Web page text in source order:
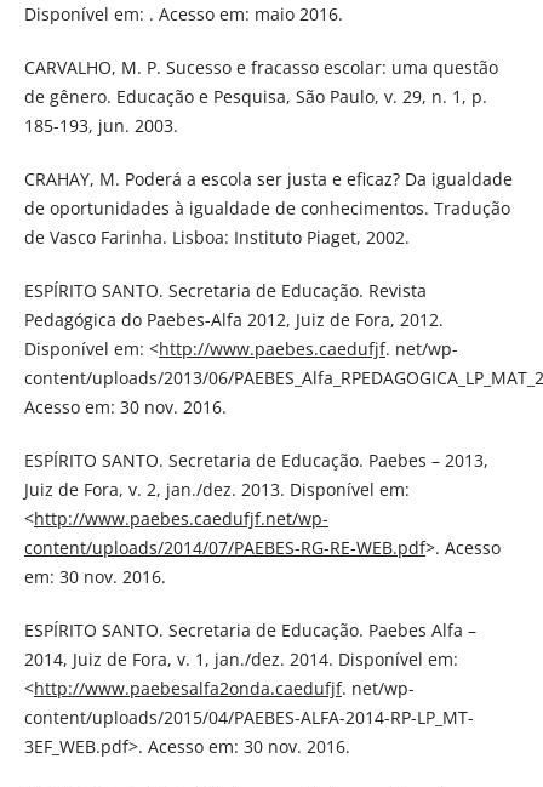
Disponível em: . Acesso em: maio 2016.
CARVALHO, M. P. Sucesso e fracasso escolar: uma questão
de gênero. Educação e Pesquisa, São Paulo, v. 29, n. 1, p.
185-193, jun. 2003.
CRAHAY, M. Poderá a escola ser justa e eficaz? Da igualdade
de oportunidades à igualdade de conhecimentos. Tradução
de Vasco Farinha. Lisboa: Instituto Piaget, 2002.
ESPÍRITO SANTO. Secretaria de Educação. Revista
Pedagógica do Paebes-Alfa 2012, Juiz de Fora, 2012.
Disponível em: <http://www.paebes.caedufjf. net/wp-
content/uploads/2013/06/
Acesso em: 30 nov. 2016.
ESPÍRITO SANTO. Secretaria de Educação. Paebes – 2013,
Juiz de Fora, v. 2, jan./dez. 2013. Disponível em:
<http://www.paebes.caedufjf.net/wp-
content/uploads/2014/07/PAEBES-RG-RE-WEB.pdf>. Acesso
em: 30 nov. 2016.
ESPÍRITO SANTO. Secretaria de Educação. Paebes Alfa –
2014, Juiz de Fora, v. 1, jan./dez. 2014. Disponível em:
<http://www.paebesalfa2onda.caedufjf. net/wp-
content/uploads/2015/04/PAEBES-ALFA-2014-RP-LP_MT-
3EF_WEB.pdf>. Acesso em: 30 nov. 2016.